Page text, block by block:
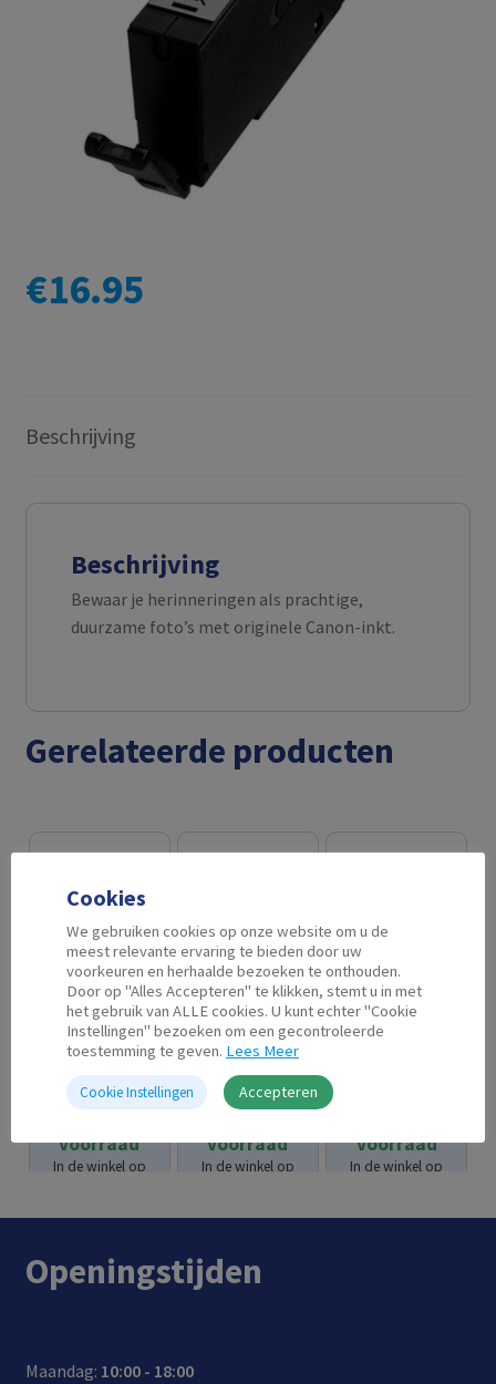
€16.95
Beschrijving
Beschrijving
Bewaar je herinneringen als prachtige,
duurzame foto’s met originele Canon-inkt.
Gerelateerde producten
voorraad
In de winkel op
Canon 551 XL
Geel
voorraad
In de winkel op
Canon 580
XXL PGBK
voorraad
In de winkel op
Openingstijden
Maandag: 10:00 - 18:00
Cookies
We gebruiken cookies op onze website om u de
meest relevante ervaring te bieden door uw
voorkeuren en herhaalde bezoeken te onthouden.
Door op "Alles Accepteren" te klikken, stemt u in met
het gebruik van ALLE cookies. U kunt echter "Cookie
Instellingen" bezoeken om een gecontroleerde
toestemming te geven. Lees Meer
Cookie Instellingen Accepteren